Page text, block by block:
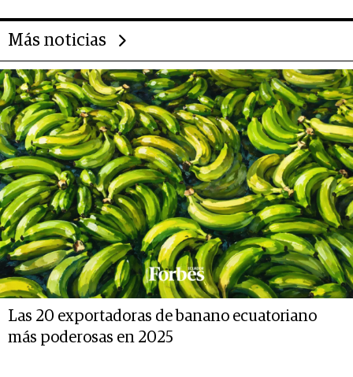
Más noticias
Las 20 exportadoras de banano ecuatoriano
más poderosas en 2025